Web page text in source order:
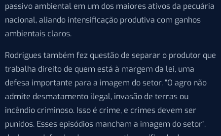
passivo ambiental em um dos maiores ativos da pecuária
nacional, aliando intensificação produtiva com ganhos
ambientais claros.
Rodrigues também fez questão de separar o produtor que
trabalha direito de quem está à margem da lei, uma
defesa importante para a imagem do setor. “O agro não
admite desmatamento ilegal, invasão de terras ou
incêndio criminoso. Isso é crime, e crimes devem ser
punidos. Esses episódios mancham a imagem do setor”,